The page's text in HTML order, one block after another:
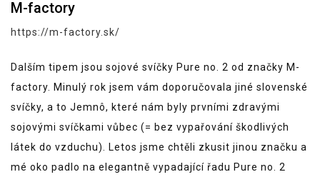
M-factory
https://m-factory.sk/
Dalším tipem jsou sojové svíčky Pure no. 2 od značky M-
factory. Minulý rok jsem vám doporučovala jiné slovenské
svíčky, a to Jemnô, které nám byly prvními zdravými
sojovými svíčkami vůbec (= bez vypařování škodlivých
látek do vzduchu). Letos jsme chtěli zkusit jinou značku a
mé oko padlo na elegantně vypadající řadu Pure no. 2